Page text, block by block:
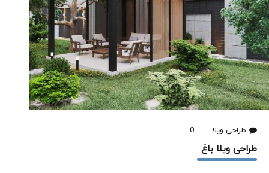
طراحی ویلا 0
طراحی ویلا باغ